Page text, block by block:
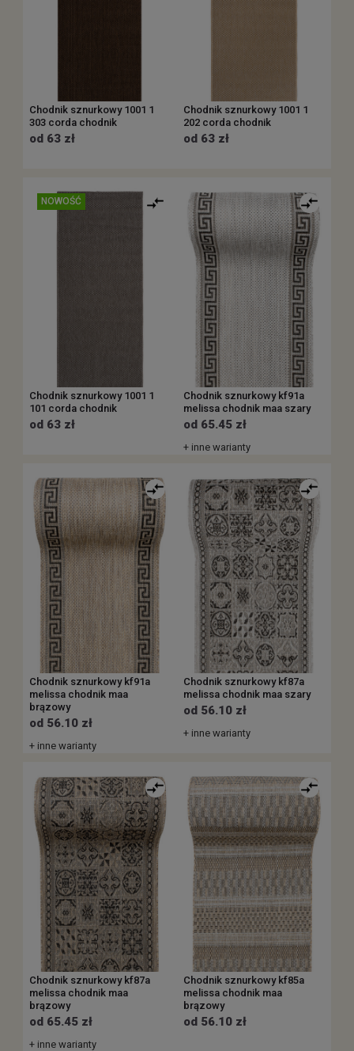
Chodnik sznurkowy 1001 1
303 corda chodnik
od 63 zł
Chodnik sznurkowy 1001 1
202 corda chodnik
od 63 zł
NOWOŚĆ
Chodnik sznurkowy 1001 1
101 corda chodnik
od 63 zł
Chodnik sznurkowy kf91a
melissa chodnik maa szary
od 65.45 zł
+ inne warianty
Chodnik sznurkowy kf91a
melissa chodnik maa
brązowy
od 56.10 zł
+ inne warianty
Chodnik sznurkowy kf87a
melissa chodnik maa szary
od 56.10 zł
+ inne warianty
Chodnik sznurkowy kf87a
melissa chodnik maa
brązowy
od 65.45 zł
+ inne warianty
Chodnik sznurkowy kf85a
melissa chodnik maa
brązowy
od 56.10 zł